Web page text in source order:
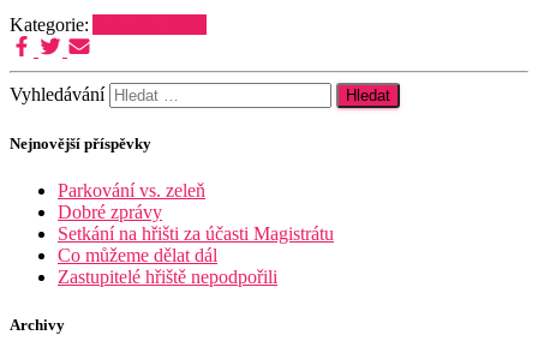
Kategorie:
Vyhledávání
Nejnovější příspěvky
Parkování vs. zeleň
Dobré zprávy
Setkání na hřišti za účasti Magistrátu
Co můžeme dělat dál
Zastupitelé hřiště nepodpořili
Archivy